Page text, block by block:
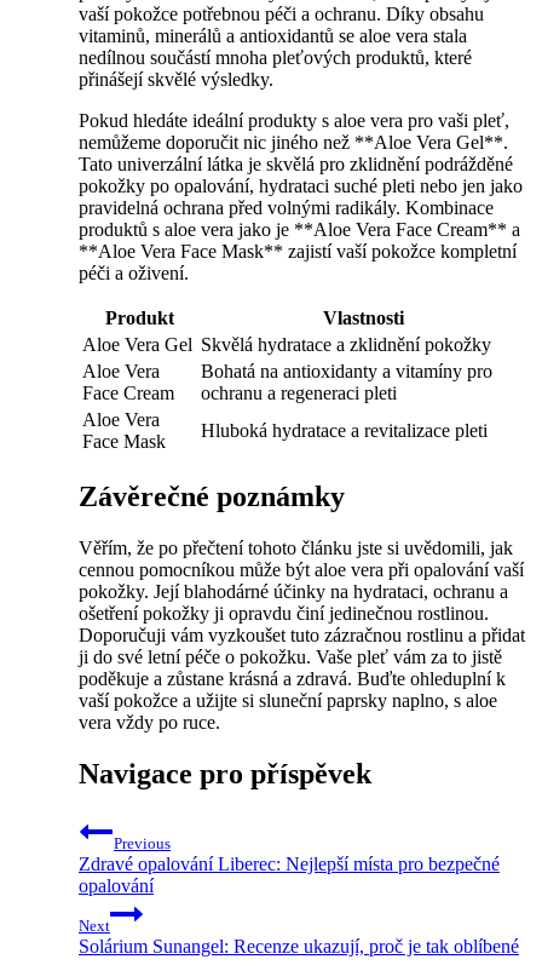
vaší pokožce potřebnou péči ⁣a ochranu. Díky obsahu
vitaminů, minerálů a ⁤antioxidantů se⁣ aloe vera stala ​
nedílnou součástí mnoha pleťových produktů, které‌
přinášejí skvělé výsledky.
Pokud hledáte ideální produkty ​s ⁢aloe vera pro vaši pleť,
nemůžeme⁤ doporučit nic jiného než ​**Aloe Vera Gel**.
‌Tato ⁤univerzální látka ‌je skvělá pro zklidnění podrážděné
pokožky po opalování, hydrataci suché ​pleti ​nebo‌ jen ⁢jako
⁤pravidelná ⁤ochrana‌ před volnými radikály. Kombinace​
produktů s aloe vera jako ⁢je **Aloe Vera⁤ Face Cream** a
⁤**Aloe Vera Face⁢ Mask** zajistí vaší ⁤pokožce kompletní‍
péči a ⁢oživení.
Produkt
Vlastnosti
Aloe Vera Gel Skvělá hydratace ⁤a zklidnění pokožky
Aloe Vera⁣
Face Cream
Bohatá na antioxidanty ⁣a vitamíny pro​
ochranu a regeneraci pleti
Aloe Vera
⁣Face Mask
Hluboká hydratace a revitalizace⁣ pleti
Závěrečné ⁤poznámky
Věřím,‍ že ‍po přečtení tohoto článku jste si⁣ uvědomili, jak
cennou pomocníkou může být aloe‌ vera při opalování vaší
pokožky. Její blahodárné účinky na hydrataci, ochranu a
ošetření pokožky ji opravdu činí jedinečnou rostlinou.
Doporučuji vám ​vyzkoušet tuto⁤ zázračnou rostlinu a přidat
ji do své letní péče o ‍pokožku.​ Vaše pleť‍ vám‌ za to jistě
poděkuje a zůstane krásná‌ a zdravá. Buďte ‌ohleduplní k⁢
vaší pokožce a užijte ⁣si sluneční paprsky naplno, s aloe
vera vždy po​ ruce.
Navigace pro příspěvek
Previous
Zdravé opalování Liberec: Nejlepší místa pro bezpečné
opalování
Next
Solárium Sunangel: Recenze ukazují, proč je tak oblíbené